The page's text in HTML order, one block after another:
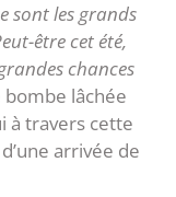
sont les grands
être cet été,
chances
bombe lâchée
à travers cette
arrivée de